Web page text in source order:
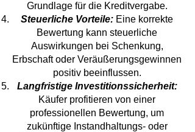
Grundlage für die Kreditvergabe.
Steuerliche Vorteile: Eine korrekte
Bewertung kann steuerliche
Auswirkungen bei Schenkung,
Erbschaft oder Veräußerungsgewinnen
positiv beeinflussen.
Langfristige Investitionssicherheit:
Käufer profitieren von einer
professionellen Bewertung, um
zukünftige Instandhaltungs- oder